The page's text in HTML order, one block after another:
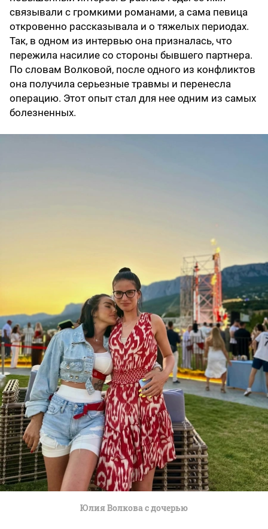
связывали с громкими романами, а сама певица
откровенно рассказывала и о тяжелых периодах.
Так, в одном из интервью она призналась, что
пережила насилие со стороны бывшего партнера.
По словам Волковой, после одного из конфликтов
она получила серьезные травмы и перенесла
операцию. Этот опыт стал для нее одним из самых
болезненных.
Юлия Волкова с дочерью